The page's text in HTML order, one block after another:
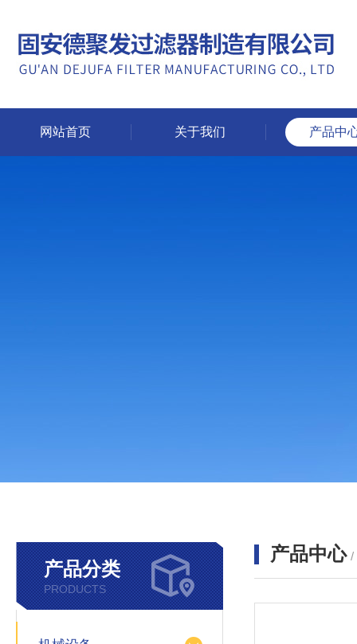
网站首页 关于我们 产品中
产品分类
PRODUCTS
产品中心 /